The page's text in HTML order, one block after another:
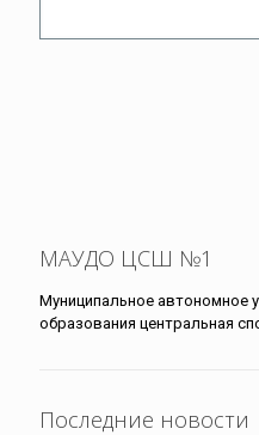
МАУДО ЦСШ №1
Муниципальное автономное
образования центральная
Последние новости